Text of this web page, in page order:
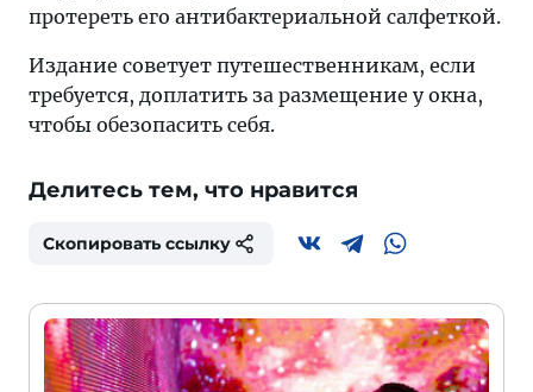
протереть его антибактериальной салфеткой.
Издание советует путешественникам, если
требуется, доплатить за размещение у окна,
чтобы обезопасить себя.
Делитесь тем, что нравится
Скопировать ссылку